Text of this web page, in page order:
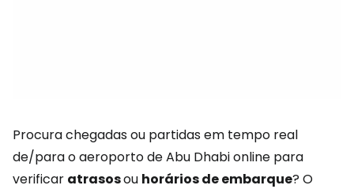
Procura chegadas ou partidas em tempo real
de/para o aeroporto de Abu Dhabi online para
verificar atrasosou horários de embarque? O